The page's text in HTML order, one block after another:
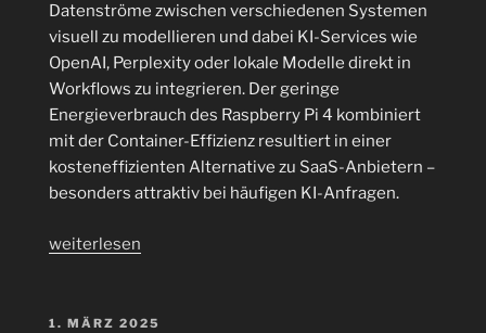
Datenströme zwischen verschiedenen Systemen
visuell zu modellieren und dabei KI-Services wie
OpenAI, Perplexity oder lokale Modelle direkt in
Workflows zu integrieren. Der geringe
Energieverbrauch des Raspberry Pi 4 kombiniert
mit der Container-Effizienz resultiert in einer
kosteneffizienten Alternative zu SaaS-Anbietern –
besonders attraktiv bei häufigen KI-Anfragen.
„n8n
Raspberry
weiterlesen
VERÖFFENTLICHT
1. MÄRZ 2025